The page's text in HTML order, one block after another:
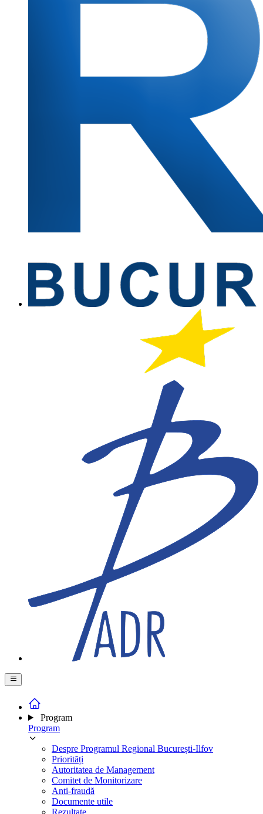
Program
Program
Despre Programul Regional București-Ilfov
Priorități
Autoritatea de Management
Comitet de Monitorizare
Anti-fraudă
Documente utile
Rezultate